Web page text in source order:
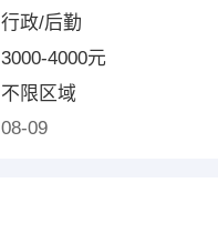
行政/后勤
3000-4000元
不限区域
08-09